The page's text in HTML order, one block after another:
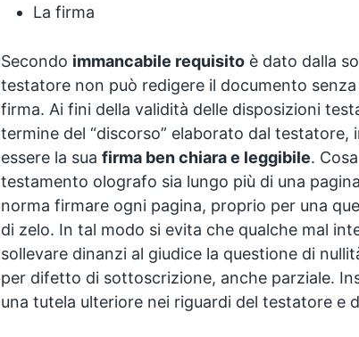
La firma
Secondo immancabile requisitoè dato dalla
testatore non può redigere il documento senza
firma. Ai fini della validità delle disposizioni
termine del “discorso” elaborato dal testatore,
essere la sua firma ben chiara e leggibile.
testamento olografo sia lungo più di una
norma firmare ogni pagina, proprio per una
di zelo. In tal modo si evita che qualche mal
sollevare dinanzi al giudice la questione di
per difetto di sottoscrizione, anche parziale.
una tutela ulteriore nei riguardi del testatore e